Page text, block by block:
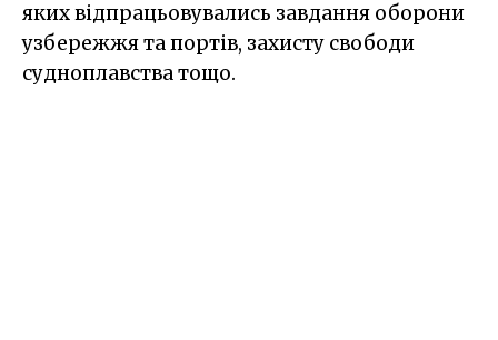
яких відпрацьовувались завдання оборони
узбережжя та портів, захисту свободи
судноплавства тощо.